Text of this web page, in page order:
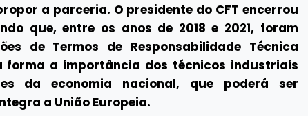
a parceria. O presidente do CFT encerrou
que, entre os anos de 2018 e 2021, foram
de Termos de Responsabilidade Técnica
forma a importância dos técnicos industriais
da economia nacional, que poderá ser
a União Europeia.